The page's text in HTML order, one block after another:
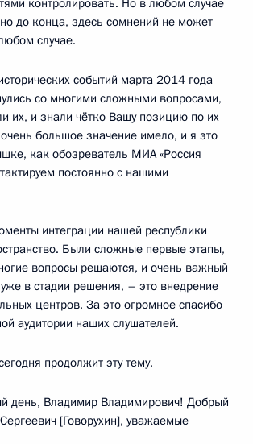
до конца, здесь сомнений не может
случае.
событий марта 2014 года
со многими сложными вопросами,
их, и знали чётко Вашу позицию по их
большое значение имело, и я это
как обозреватель МИА «Россия
постоянно с нашими
интеграции нашей республики
Были сложные первые этапы,
вопросы решаются, и очень важный
в стадии решения, – это внедрение
центров. За это огромное спасибо
аудитории наших слушателей.
продолжит эту тему.
день, Владимир Владимирович! Добрый
[Говорухин], уважаемые